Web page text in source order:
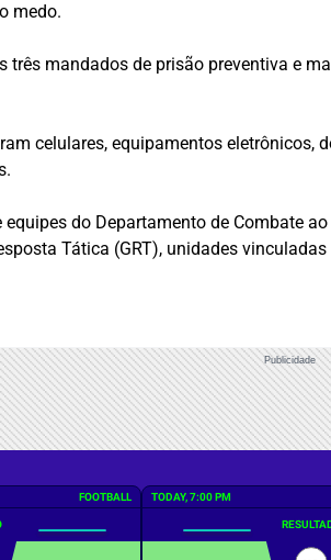
medo.
três mandados de prisão preventiva e
celulares, equipamentos
do Departamento de Combate
Tática (GRT), unidades
Publicidade